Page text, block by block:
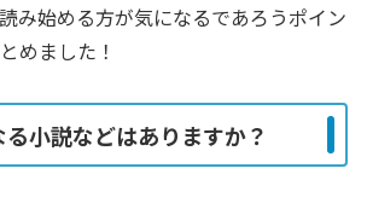
み始める方が気になるであろうポイン
めました！
小説などはありますか？